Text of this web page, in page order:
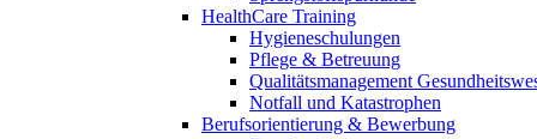
HealthCare Training
Hygieneschulungen
Pflege & Betreuung
Qualitätsmanagement
Notfall und Katastrophen
Berufsorientierung & Bewerbung